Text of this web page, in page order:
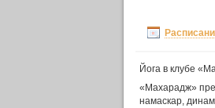
Йога в клубе
«Махарадж»
намаскар,